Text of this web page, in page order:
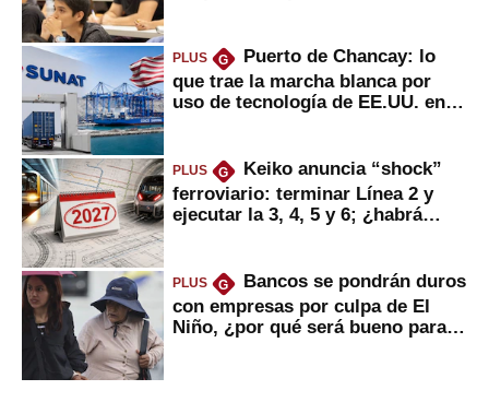
PLUS G
Puerto de Chancay: lo
que trae la marcha blanca por
uso de tecnología de EE.UU. en
PLUS G
Keiko anuncia “shock”
ferroviario: terminar Línea 2 y
ejecutar la 3, 4, 5 y 6; ¿habrá
PLUS G
Bancos se pondrán duros
con empresas por culpa de El
Niño, ¿por qué será bueno para